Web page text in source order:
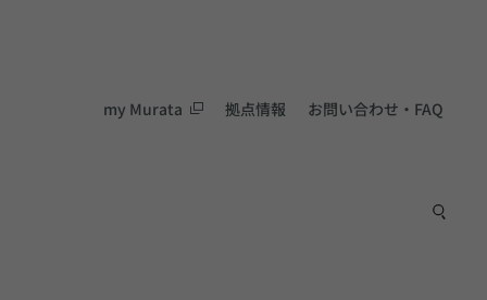
my Murata 拠点情報 お問い合わせ・FAQ